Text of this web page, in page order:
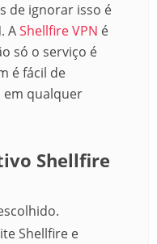
de ignorar isso é
AShellfire VPN é
só o serviço é
é fácil de
em qualquer
Shellfire
Shellfire e